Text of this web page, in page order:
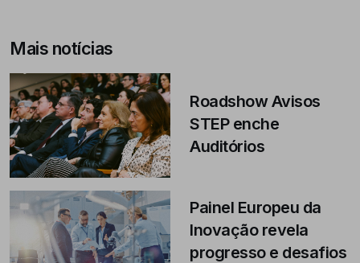
Mais notícias
Roadshow Avisos
STEP enche
Auditórios
Painel Europeu da
Inovação revela
progresso e desafios